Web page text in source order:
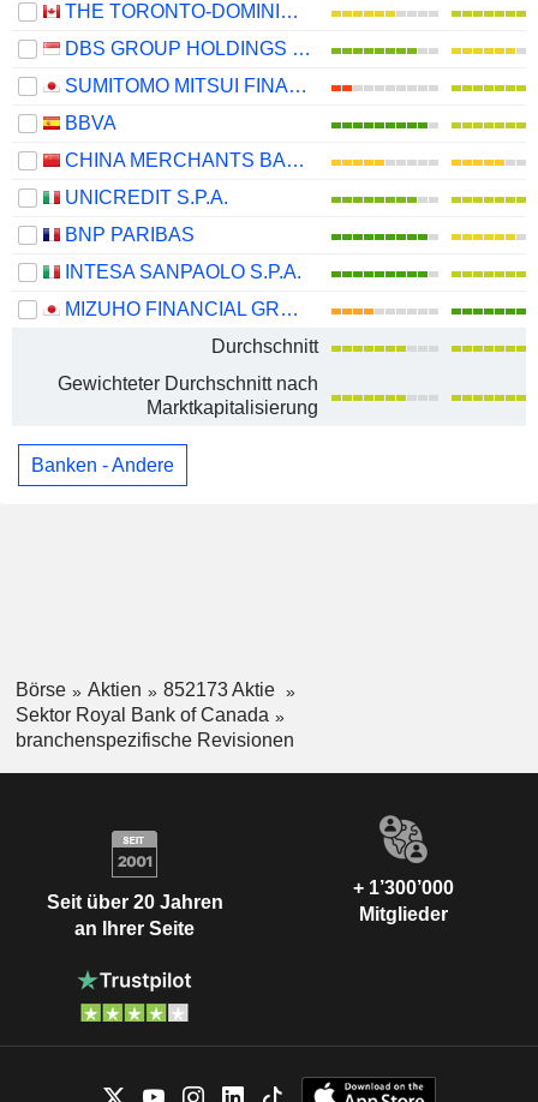
THE TORONTO-DOMINION BANK
DBS GROUP HOLDINGS LTD
SUMITOMO MITSUI FINANCIAL GROUP, INC.
BBVA
CHINA MERCHANTS BANK CO., LTD.
UNICREDIT S.P.A.
BNP PARIBAS
INTESA SANPAOLO S.P.A.
MIZUHO FINANCIAL GROUP, INC.
Durchschnitt
Gewichteter Durchschnitt nach
Marktkapitalisierung
Banken - Andere
Börse Aktien
852173 Aktie
Sektor Royal Bank of Canada
branchenspezifische Revisionen
Seit über 20 Jahren
an Ihrer Seite
+ 1’300’000
Mitglieder